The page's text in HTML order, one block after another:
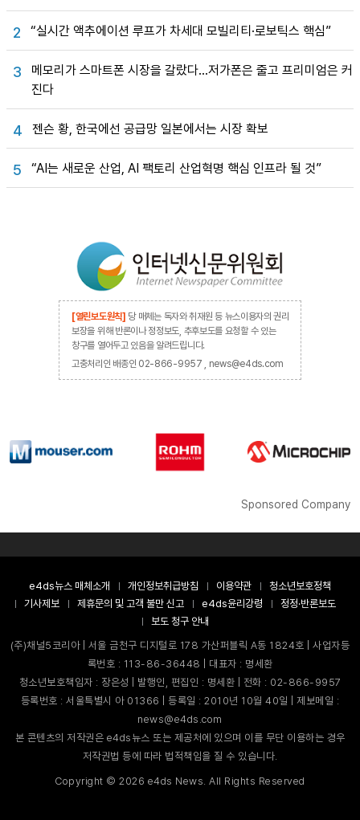
2 “실시간 액추에이션 루프가 차세대 모빌리티·로보틱스 핵심”
3
메모리가 스마트폰 시장을 갈랐다…저가폰은 줄고 프리미엄은 커
진다
4 젠슨 황, 한국에선 공급망 일본에서는 시장 확보
5 “AI는 새로운 산업, AI 팩토리 산업혁명 핵심 인프라 될 것”
[열린보도원칙] 당 매체는 독자와 취재원 등 뉴스이용자의 권리
보장을 위해 반론이나 정정보도, 추후보도를 요청할 수 있는
창구를 열어두고 있음을 알려드립니다.
고충처리인 배종인 02-866-9957 , news@e4ds.com
Sponsored Company
e4ds뉴스 매체소개 개인정보취급방침 이용약관
청소년보호정책
기사제보
제휴문의 및 고객 불만 신고 e4ds윤리강령
정정·반론보도
보도 청구 안내
(주)채널5코리아 | 서울 금천구 디지털로 178 가산퍼블릭 A동 1824호 | 사업자등
록번호 : 113-86-36448 | 대표자 : 명세환
청소년보호책임자 : 장은성 | 발행인, 편집인 : 명세환 | 전화 : 02-866-9957
등록번호 : 서울특별시 아 01366 | 등록일 : 2010년 10월 40일 | 제보메일 :
news@e4ds.com
본 콘텐츠의 저작권은 e4ds뉴스 또는 제공처에 있으며 이를 무단 이용하는 경우
저작권법 등에 따라 법적책임을 질 수 있습니다.
Copyright ©2026 e4ds News. All Rights Reserved